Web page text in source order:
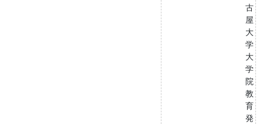
古
屋
大
学
大
学
院
教
育
発